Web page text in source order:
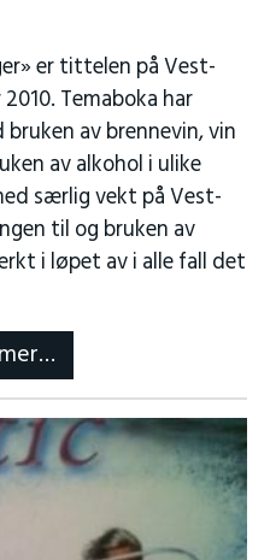
er tittelen på Vest-
Temaboka har
av brennevin, vin
av alkohol i ulike
særlig vekt på Vest-
til og bruken av
i løpet av i alle fall det